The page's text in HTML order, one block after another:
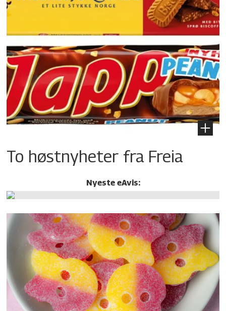
To høstnyheter fra Freia
Nyeste eAvis: